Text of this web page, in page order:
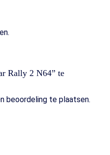
Rally 2 N64” te
beoordeling te plaatsen.